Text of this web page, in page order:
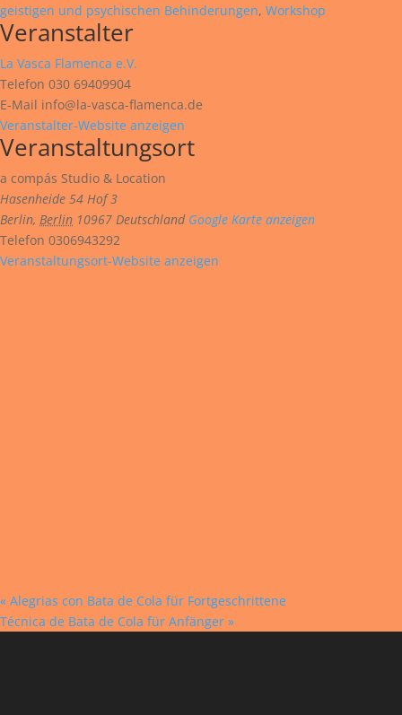
geistigen und psychischen Behinderungen, Workshop
Veranstalter
La Vasca Flamenca e.V.
Telefon 030 69409904
E-Mail info@la-vasca-flamenca.de
Veranstalter-Website anzeigen
Veranstaltungsort
a compás Studio & Location
Hasenheide 54 Hof 3
Berlin, Berlin 10967 Deutschland Google Karte anzeigen
Telefon 0306943292
Veranstaltungsort-Website anzeigen
« Alegrias con Bata de Cola für Fortgeschrittene
Técnica de Bata de Cola für Anfänger »